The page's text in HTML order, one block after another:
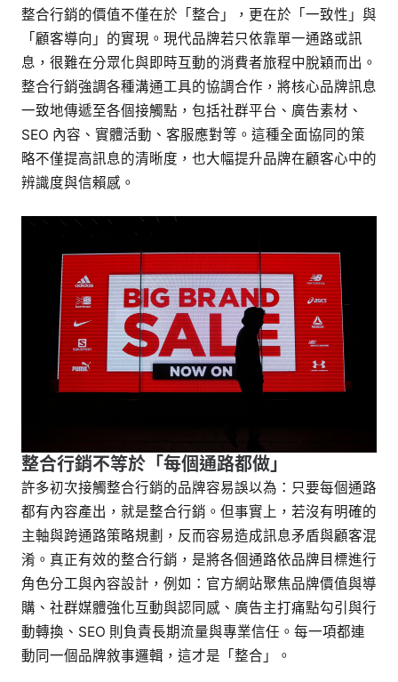
整合行銷的價值不僅在於「整合」，更在於「一致性」與
「顧客導向」的實現。現代品牌若只依靠單一通路或訊
息，很難在分眾化與即時互動的消費者旅程中脫穎而出。
整合行銷強調各種溝通工具的協調合作，將核心品牌訊息
一致地傳遞至各個接觸點，包括社群平台、廣告素材、
SEO 內容、實體活動、客服應對等。這種全面協同的策
略不僅提高訊息的清晰度，也大幅提升品牌在顧客心中的
辨識度與信賴感。
整合行銷不等於「每個通路都做」
許多初次接觸整合行銷的品牌容易誤以為：只要每個通路
都有內容產出，就是整合行銷。但事實上，若沒有明確的
主軸與跨通路策略規劃，反而容易造成訊息矛盾與顧客混
淆。真正有效的整合行銷，是將各個通路依品牌目標進行
角色分工與內容設計，例如：官方網站聚焦品牌價值與導
購、社群媒體強化互動與認同感、廣告主打痛點勾引與行
動轉換、SEO 則負責長期流量與專業信任。每一項都連
動同一個品牌敘事邏輯，這才是「整合」。